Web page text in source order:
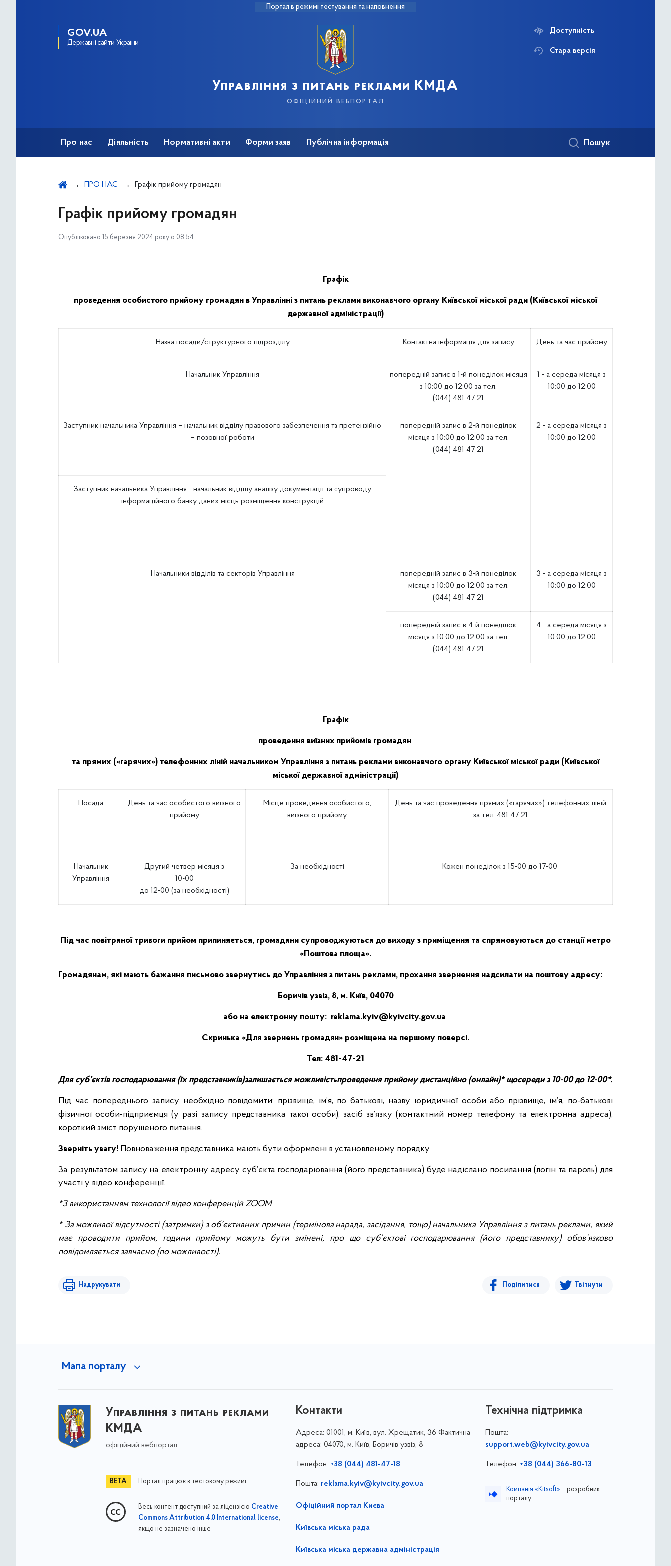
Портал в режимі тестування та наповнення
GOV.UA
Державні сайти України
Управління з питань реклами КМДА
офіційний вебпортал
Доступність
Стара версія
Про нас Діяльність Нормативні акти Форми заяв Публічна інформація Пошук
ПРО НАС Графік прийому громадян
Графік прийому громадян
Опубліковано 15 березня 2024 року о 08:54
Графік
проведення особистого прийому громадян в Управлінні з питань реклами виконавчого органу Київської міської ради (Київської міської
державної адміністрації)
Назва посади/структурного підрозділу Контактна інформація для запису День та час прийому
Начальник Управління
попередній запис в 1-й понеділок місяця
з 10:00 до 12:00 за тел.
(044) 481 47 21
1 - а середа місяця з
10:00 до 12:00
Заступник начальника Управління – начальник відділу правового забезпечення та претензійно
– позовної роботи
попередній запис в 2-й понеділок
місяця з 10:00 до 12:00 за тел.
(044) 481 47 21
2 - а середа місяця з
10:00 до 12:00
Заступник начальника Управління - начальник відділу аналізу документації та супроводу
інформаційного банку даних місць розміщення конструкцій
Начальники відділів та секторів Управління
попередній запис в 3-й понеділок
місяця з 10:00 до 12:00 за тел.
(044) 481 47 21
3 - а середа місяця з
10:00 до 12:00
попередній запис в 4-й понеділок
місяця з 10:00 до 12:00 за тел.
(044) 481 47 21
4 - а середа місяця з
10:00 до 12:00
Графік
проведення виїзних прийомів громадян
та прямих («гарячих») телефонних ліній начальником Управління з питань реклами виконавчого органу Київської міської ради (Київської
міської державної адміністрації)
Посада
День та час особистого виїзного
прийому
Місце проведення особистого,
виїзного прийому
День та час проведення прямих («гарячих») телефонних ліній
за тел.:481 47 21
Начальник
Управління
Другий четвер місяця з
10-00
до 12-00 (за необхідності)
За необхідності Кожен понеділок з 15-00 до 17-00
Під час повітряної тривоги прийом припиняється, громадяни супроводжуються до виходу з приміщення та спрямовуються до станції метро
«Поштова площа».
Громадянам, які мають бажання письмово звернутись до Управління з питань реклами, прохання звернення надсилати на поштову адресу:
Боричів узвіз, 8, м. Київ, 04070
або на електронну пошту: reklama.kyiv@kyivcity.gov.ua
Скринька «Для звернень громадян» розміщена на першому поверсі.
Тел: 481-47-21
Для суб’єктів господарювання (їх представників)залишається можливістьпроведення прийому дистанційно (онлайн)* щосереди з 10-00 до 12-00*.
Під час попереднього запису необхідно повідомити: прізвище, ім’я, по батькові, назву юридичної особи або прізвище, ім’я, по-батькові
фізичної особи-підприємця (у разі запису представника такої особи), засіб зв’язку (контактний номер телефону та електронна адреса),
короткий зміст порушеного питання.
Зверніть увагу! Повноваження представника мають бути оформлені в установленому порядку.
За результатом запису на електронну адресу суб’єкта господарювання (його представника) буде надіслано посилання (логін та пароль) для
участі у відео конференції.
*З використанням технології відео конференцій ZOOM
* За можливої відсутності (затримки) з об’єктивних причин (термінова нарада, засідання, тощо) начальника Управління з питань реклами, який
має проводити прийом, години прийому можуть бути змінені, про що суб’єктові господарювання (його представнику) обов’язково
повідомляється завчасно (по можливості).
Надрукувати Поділитися Твітнути
Мапа порталу
Управління з питань реклами
КМДА
офіційний вебпортал
Портал працює в тестовому режимі
Весь контент доступний за ліцензією Creative
Commons Attribution 4.0 International license,
якщо не зазначено інше
Контакти
Адреса: 01001, м. Київ, вул. Хрещатик, 36 Фактична
адреса: 04070, м. Київ, Боричів узвіз, 8
Телефон: +38 (044) 481-47-18
Пошта: reklama.kyiv@kyivcity.gov.ua
Офіційний портал Києва
Київська міська рада
Київська міська державна адміністрація
Технічна підтримка
Пошта:
support.web@kyivcity.gov.ua
Телефон: +38 (044) 366-80-13
Компанія «Kitsoft» – розробник
порталу